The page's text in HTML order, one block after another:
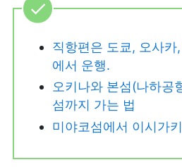
직항편은 도쿄, 오사
에서 운행.
오키나와 본섬(나하공
섬까지 가는 법
미야코섬에서 이시가